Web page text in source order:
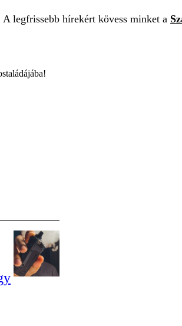
A legfrissebb hírekért kövess minket a